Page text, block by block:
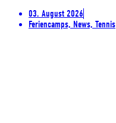
03. August 2026
Feriencamps, News, Tennis